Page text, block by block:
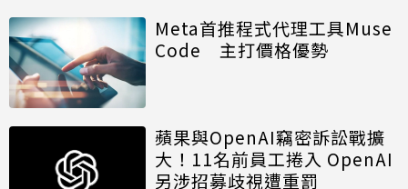
Meta首推程式代理工具Muse
Code 主打價格優勢
蘋果與OpenAI竊密訴訟戰擴
大！11名前員工捲入 OpenAI
另涉招募歧視遭重罰